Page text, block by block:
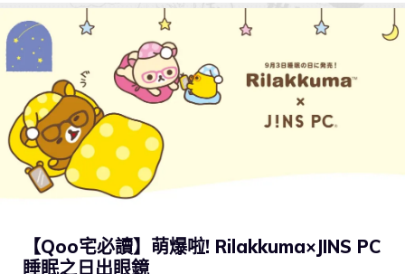
【Qoo宅必讀】萌爆啦! Rilakkuma×JINS PC
睡眠之日出眼鏡